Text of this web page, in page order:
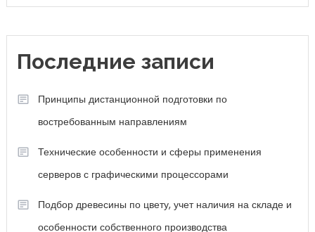
Последние записи
Принципы дистанционной подготовки по
востребованным направлениям
Технические особенности и сферы применения
серверов с графическими процессорами
Подбор древесины по цвету, учет наличия на складе и
особенности собственного производства